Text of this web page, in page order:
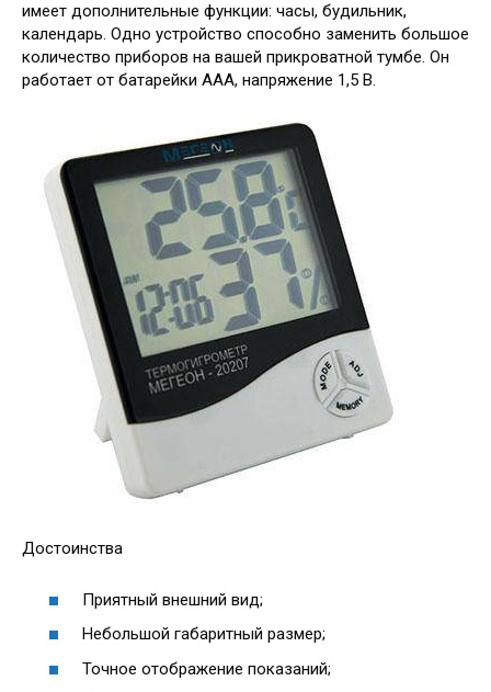
имеет дополнительные функции: часы, будильник,
календарь. Одно устройство способно заменить большое
количество приборов на вашей прикроватной тумбе. Он
работает от батарейки ААА, напряжение 1,5 В.
Достоинства
Приятный внешний вид;
Небольшой габаритный размер;
Точное отображение показаний;